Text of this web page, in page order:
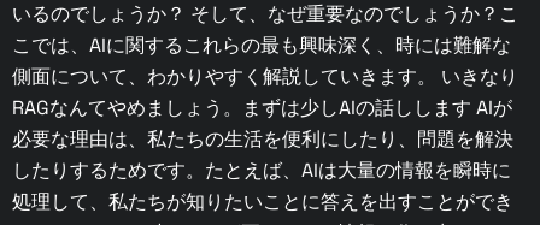
いるのでしょうか？ そして、なぜ重要なのでしょうか？こ
こでは、AIに関するこれらの最も興味深く、時には難解な
側面について、わかりやすく解説していきます。 いきなり
RAGなんてやめましょう。まずは少しAIの話しします AIが
必要な理由は、私たちの生活を便利にしたり、問題を解決
したりするためです。たとえば、AIは大量の情報を瞬時に
処理して、私たちが知りたいことに答えを出すことができ